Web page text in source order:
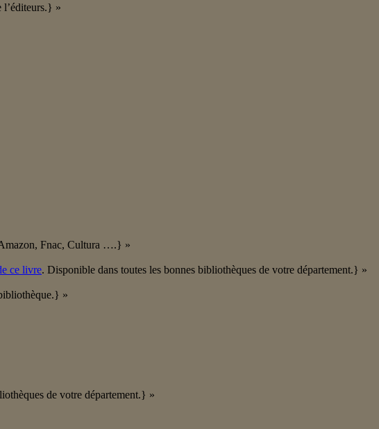
l’éditeurs.} »
Fnac, Cultura ….} »
ce livre. Disponible dans toutes les bonnes bibliothèques de votre département.} »
»
de votre département.} »